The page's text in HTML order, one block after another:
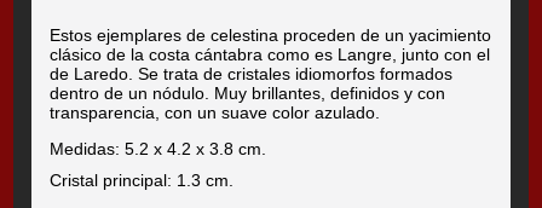
Estos ejemplares de celestina proceden de un yacimiento
clásico de la costa cántabra como es Langre, junto con el
de Laredo. Se trata de cristales idiomorfos formados
dentro de un nódulo. Muy brillantes, definidos y con
transparencia, con un suave color azulado.
Medidas: 5.2 x 4.2 x 3.8 cm.
Cristal principal: 1.3 cm.